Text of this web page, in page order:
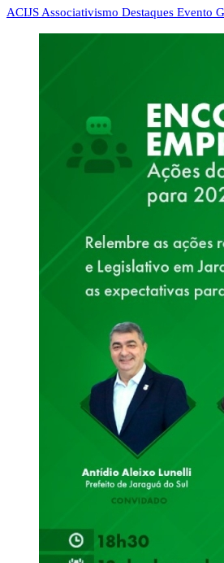
ACIJS Associativismo Destaques Evento